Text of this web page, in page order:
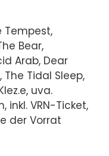
Tempest,
Bear,
Arab, Dear
Tidal Sleep,
uva.
inkl. VRN-Ticket,
der Vorrat